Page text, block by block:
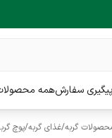
پیگیری سفارشهمه
گربه/غذای گربه/پوچ